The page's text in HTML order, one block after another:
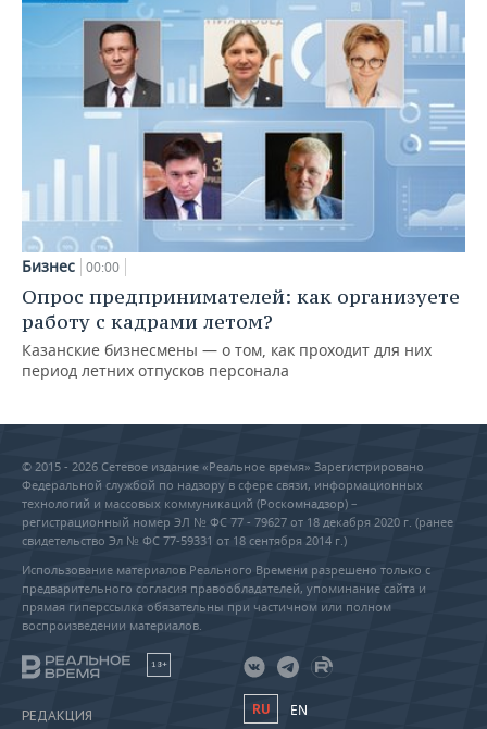
Бизнес 00:00
Опрос предпринимателей: как организуете
работу с кадрами летом?
Казанские бизнесмены — о том, как проходит для них
период летних отпусков персонала
© 2015 - 2026 Сетевое издание «Реальное время» Зарегистрировано
Федеральной службой по надзору в сфере связи, информационных
технологий и массовых коммуникаций (Роскомнадзор) –
регистрационный номер ЭЛ № ФС 77 - 79627 от 18 декабря 2020 г. (ранее
свидетельство Эл № ФС 77-59331 от 18 сентября 2014 г.)
Использование материалов Реального Времени разрешено только с
предварительного согласия правообладателей, упоминание сайта и
прямая гиперссылка обязательны при частичном или полном
воспроизведении материалов.
18+
РЕДАКЦИЯ RU EN